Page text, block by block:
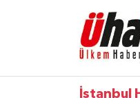
İstanbul
İstanbul Nöbetçi
İstanbul Hava